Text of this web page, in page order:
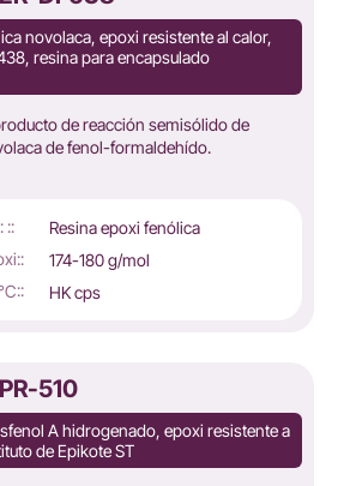
novolaca, epoxi resistente al calor,
resina para encapsulado
de reacción semisólido de
de fenol-formaldehído.
::
Resina epoxi fenólica
174-180 g/mol
HK cps
510
A hidrogenado, epoxi resistente a
de Epikote ST